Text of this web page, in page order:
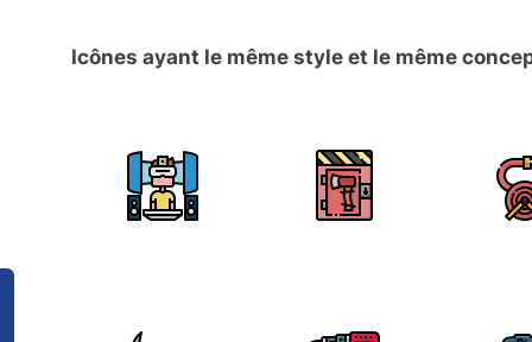
Icônes ayant le même style et le même